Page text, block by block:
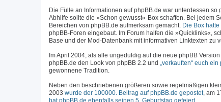
Die Fülle an Informationen auf phpBB.de war unterdessen
Abhilfe sollte die »Schon gewusst«-Box schaffen. Bei jedem
Bereichen von phpBB.de aufmerksam gemacht. Die Box
phpBB-Foren eingebaut. Im Forum halfen die »Quicklinks«,
Base und der Mod-Datenbank mit informativen Linktexten zu
Im April 2004, als alle ungeduldig auf die neue phpBB
phpBB.de den Look von phpBB 2.2 und „verkauften“ euch
gewonnene Tradition.
Neben den beschriebenen größeren sowie regelmäßigen
2003 wurde der 100000. Beitrag auf phpBB.de gepostet, am